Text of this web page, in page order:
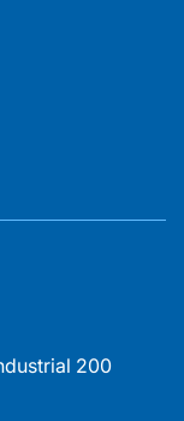
200